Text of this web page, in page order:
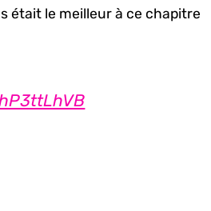
était le meilleur à ce chapitre